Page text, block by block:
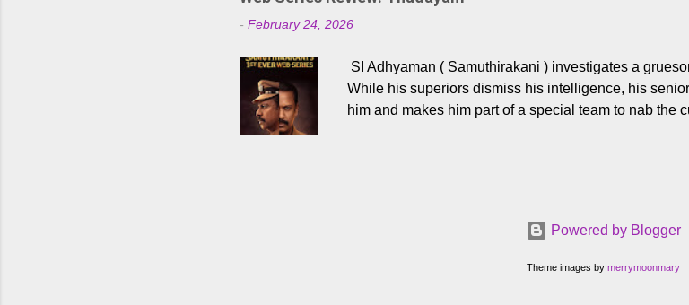
இளையராஜா கலை இயக்கத்தை கவனிக்க.. லாரன்ஸ்
மேற்கொண்டிருக்கிறார். கல்வியின் அவசியத்தை
இப்படத்தை சக்தி பிலிம் ஃபேக்டரி நிறுவனம் சார்பில்
- February 24, 2026
SI Adhyaman ( Samuthirakani ) investigates a
While his superiors dismiss his intelligence, his
him and makes him part of a special team to nab the
begin to dig deeper, several layers emerge which
character details. What follows is a chilling series of
characters (played by Prem and Raj Tirandasu ).
Powered by Blogger
Theme images by merrymoonmary